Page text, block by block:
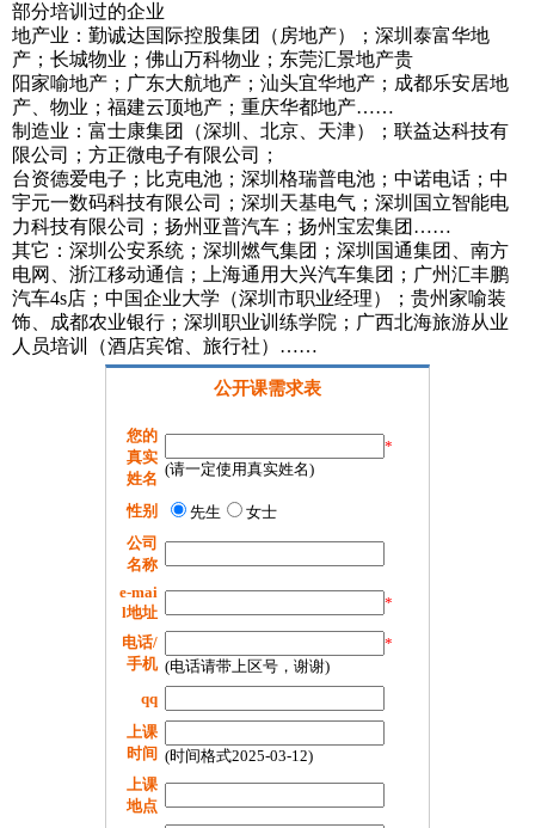
部分培训过的企业
地产业：勤诚达国际控股集团（房地产）；深圳泰富华地
产；长城物业；佛山万科物业；东莞汇景地产贵
阳家喻地产；广东大航地产；汕头宜华地产；成都乐安居地
产、物业；福建云顶地产；重庆华都地产……
制造业：富士康集团（深圳、北京、天津）；联益达科技有
限公司；方正微电子有限公司；
台资德爱电子；比克电池；深圳格瑞普电池；中诺电话；中
宇元一数码科技有限公司；深圳天基电气；深圳国立智能电
力科技有限公司；扬州亚普汽车；扬州宝宏集团……
其它：深圳公安系统；深圳燃气集团；深圳国通集团、南方
电网、浙江移动通信；上海通用大兴汽车集团；广州汇丰鹏
汽车4s店；中国企业大学（深圳市职业经理）；贵州家喻装
饰、成都农业银行；深圳职业训练学院；广西北海旅游从业
人员培训（酒店宾馆、旅行社）……
公开课需求表
您的
真实
姓名
*
(请一定使用真实姓名)
性别 先生
女士
公司
名称
e-mai
l地址
*
电话/
手机
*
(电话请带上区号，谢谢)
qq
上课
时间 (时间格式2025-03-12)
上课
地点